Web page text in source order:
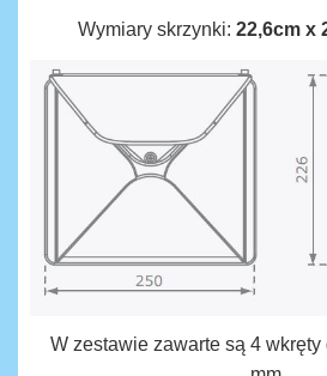
Wymiary skrzynki: 22,6cm x
W zestawie zawarte są 4